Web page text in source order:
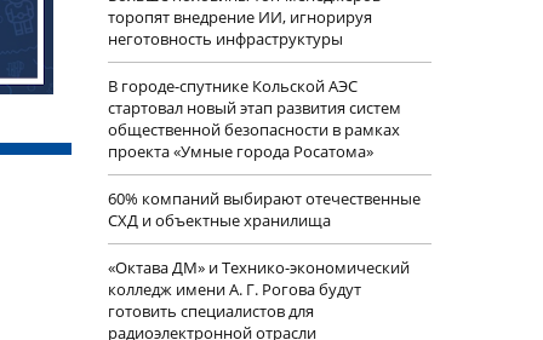
торопят внедрение ИИ, игнорируя
неготовность инфраструктуры
В городе-спутнике Кольской АЭС
стартовал новый этап развития систем
общественной безопасности в рамках
проекта «Умные города Росатома»
60% компаний выбирают отечественные
СХД и объектные хранилища
«Октава ДМ» и Технико-экономический
колледж имени А. Г. Рогова будут
готовить специалистов для
радиоэлектронной отрасли